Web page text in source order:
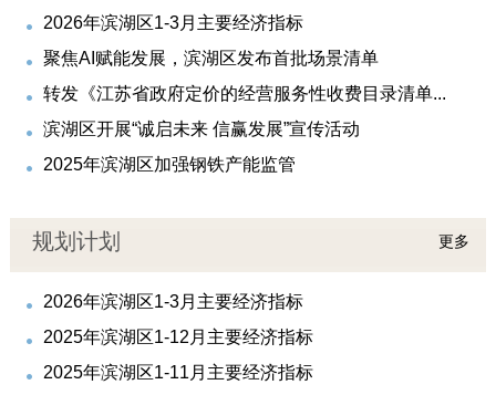
2026年滨湖区1-3月主要经济指标
聚焦AI赋能发展，滨湖区发布首批场景清单
转发《江苏省政府定价的经营服务性收费目录清单...
滨湖区开展“诚启未来 信赢发展”宣传活动
2025年滨湖区加强钢铁产能监管
规划计划 更多
2026年滨湖区1-3月主要经济指标
2025年滨湖区1-12月主要经济指标
2025年滨湖区1-11月主要经济指标